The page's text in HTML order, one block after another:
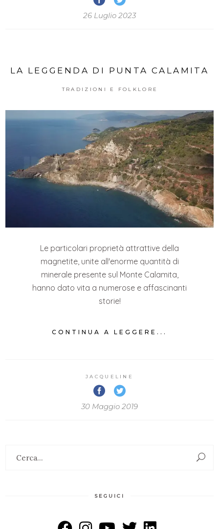
26 Luglio 2023
LA LEGGENDA DI PUNTA CALAMITA
TRADIZIONI E FOLKLORE
Le particolari proprietà attrattive della
magnetite, unite all'enorme quantità di
minerale presente sul Monte Calamita,
hanno dato vita a numerose e affascinanti
storie!
CONTINUA A LEGGERE...
JACQUELINE
30 Maggio 2019
SEGUICI